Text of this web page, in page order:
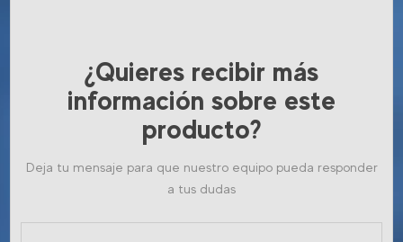
¿Quieres recibir más
información sobre este
producto?
Deja tu mensaje para que nuestro equipo pueda responder
a tus dudas